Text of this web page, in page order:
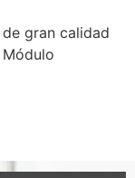
gran calidad